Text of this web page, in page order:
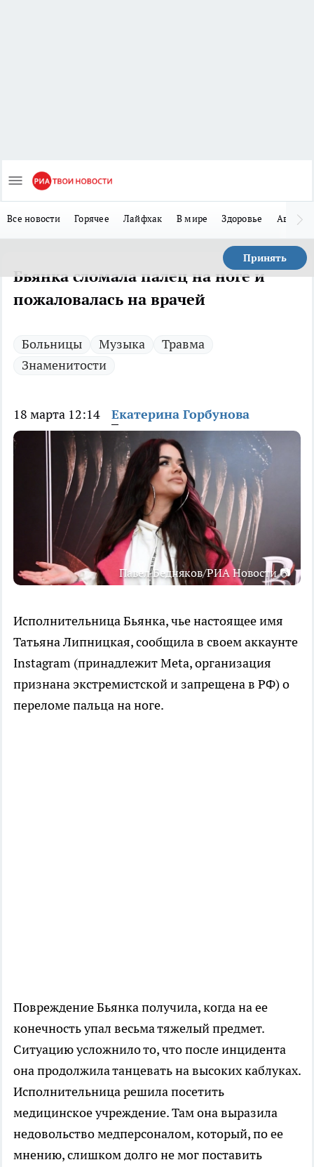
Все новости Горячее Лайфхак В мире Здоровье Авто
Принять
Бьянка сломала палец на ноге и
пожаловалась на врачей
Больницы Музыка
Травма
Знаменитости
18 марта 12:14 Екатерина Горбунова
Павел Бедняков/РИА Новости 📷
Исполнительница Бьянка, чье настоящее имя
Татьяна Липницкая, сообщила в своем аккаунте
Instagram (принадлежит Meta, организация
признана экстремистской и запрещена в РФ) о
переломе пальца на ноге.
Повреждение Бьянка получила, когда на ее
конечность упал весьма тяжелый предмет.
Ситуацию усложнило то, что после инцидента
она продолжила танцевать на высоких каблуках.
Исполнительница решила посетить
медицинское учреждение. Там она выразила
недовольство медперсоналом, который, по ее
мнению, слишком долго не мог поставить